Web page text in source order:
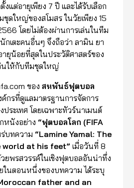
งแต่อายุเพียง 7 ปี และได้รับเลือก
ดใหญ่ของสโมสร ในวัยเพียง 15
โดยไม่ต้องผ่านการเล่นในทีม
กเตะคนอื่นๆ จึงถือว่า ลามิน ยา
ยุน้อยที่สุดในประวัติศาสตร์ของ
นให้กับทีมชุดใหญ่
ของสหพันธ์ฟุตบอล
ค์กรที่ดูแลมาตรฐานการจัดการ
ระเทศ โดยเฉพาะทัวร์นาเมนต์
หนังอย่าง “ฟุตบอลโลก (FIFA
ร่บทความ “Lamine Yamal: The
world at his feet”เมื่อวันที่ 8
ยพรสวรรค์ในเชิงฟุตบอลอันน่าทึ่ง
ในตอนหนึ่งของบทความ ได้ระบุ
father and an